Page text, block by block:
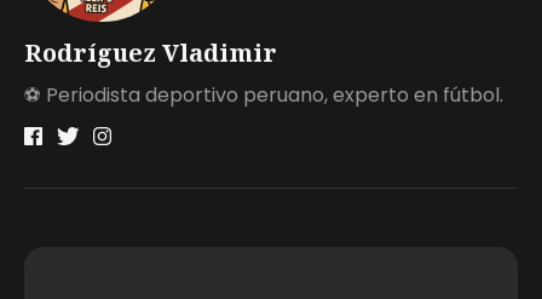
Rodríguez Vladimir
⚽ Periodista deportivo peruano, experto en fútbol.